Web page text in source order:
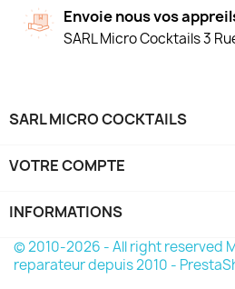
Envoie nous vos
SARL Micro Cocktails 3
SARL MICRO COCKTAILS
VOTRE COMPTE
INFORMATIONS
© 2010-2026 - All right reserved
reparateur depuis 2010 -